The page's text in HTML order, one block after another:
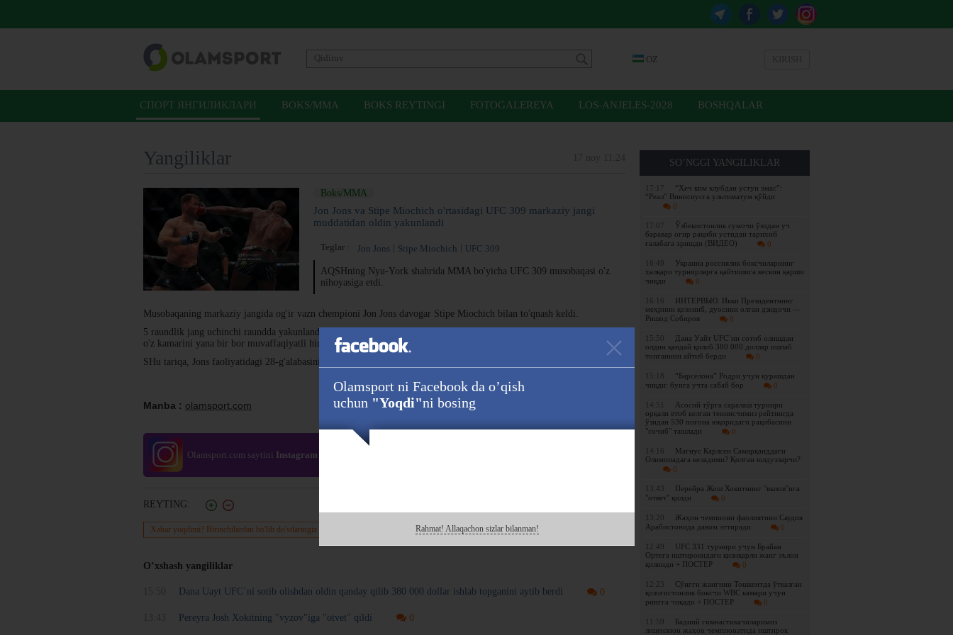
OZ
СПОРТ ЯНГИЛИКЛАРИ BOKS/MMA BOKS REYTINGI FOTOGALEREYA LOS-ANJELES-2028 BOSHQALAR
SO’NGGI YANGILIKLAR
17:17
“Ҳеч ким клубдан устун эмас”:
“Реал” Винисиусга ультиматум қўйди
0
17:07
Ўзбекистонлик сумочи ўзидан уч
баравар оғир рақиби устидан тарихий
ғалабага эришди (ВИДЕО)
0
16:49
Украина россиялик боксчиларнинг
халқаро турнирларга қайтишига кескин қарши
чиқди
0
16:16
ИНТЕРВЬЮ. Икки Президентнинг
меҳрини қозониб, дуосини олган дзюдочи —
Ришод Собиров
0
15:50
Дана Уайт UFC`ни сотиб олишдан
олдин қандай қилиб 380 000 доллар ишлаб
топганини айтиб берди
0
15:18
“Барселона” Родри учун курашдан
чиқди: бунга учта сабаб бор
0
14:51
Асосий тўрга саралаш турнири
орқали етиб келган теннисчимиз рейтингда
ўзидан 530 поғона юқоридаги рақибасини
"сочиб" ташлади
0
14:16
Магнус Карлсен Самарқанддаги
Олимпиадага келадими? Қолган юлдузларчи?
0
13:43
Перейра Жош Хокитнинг "вызов"ига
"ответ" қилди
0
13:20
Жаҳон чемпиони фаолиятини Саудия
Арабистонида давом эттиради
0
12:49
UFC 331 турнири учун Брайан
Ортега иштирокидаги қизиқарли жанг эълон
қилинди + ПОСТЕР
0
12:23
Сўнгги жангини Тошкентда ўтказган
қозоғистонлик боксчи WBC камари учун
рингга чиқади + ПОСТЕР
0
11:59
Бадиий гимнастикачиларимиз
лицензион жаҳон чемпионатида иштирок
Yangiliklar
Boks/MMA
Jon Jons va Stipe Miochich o'rtasidagi UFC 309 markaziy jangi
muddatidan oldin yakunlandi
Teglar : Jon Jons Stipe Miochich UFC 309
AQSHning Nyu-York shahrida MMA bo'yicha UFC 309 musobaqasi o'z
nihoyasiga etdi.
Musobaqaning markaziy jangida og'ir vazn chempioni Jon Jons davogar Stipe Miochich bilan to'qnash keldi.
5 raundlik jang uchinchi raundda yakunlandi. 37 yoshli Jons 42 yoshli Miochichni texnik nokaut orqali taslim etdi va
o'z kamarini yana bir bor muvaffaqiyatli himoya qildi.
SHu tariqa, Jons faoliyatidagi 28-g'alabasini nishonladi. Stipe esa beshinchi mag'lubiyatini qabul qilishga majbur bo'ldi.
Havola :
Manba : olamsport.com
Olamsport.com saytini Instagram
REYTING:
Xabar yoqdimi? Birinchilardan bo'lib do'stlaringiz bilan o'rtoqlashing!
O’xshash yangiliklar
Dana Uayt UFC`ni sotib olishdan oldin qanday qilib 380 000 dollar ishlab topganini aytib berdi 0
Pereyra Josh Xokitning "vyzov"iga "otvet" qildi 0
Olamsport ni Facebook da o’qish
uchun "Yoqdi"ni bosing
Rahmat! Allaqachon sizlar bilanman!